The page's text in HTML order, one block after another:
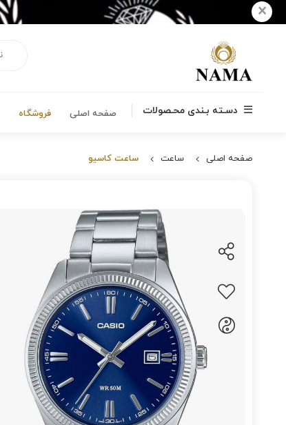
×
دسـته بـندی محـصولات صفحه اصلی فروشگاه
صفحه اصلی ساعت ساعت کاسیو